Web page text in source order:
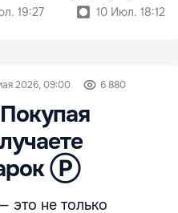
19:27
10 Июл. 18:12
2026, 09:00 6 880
Ⓟ
это не только